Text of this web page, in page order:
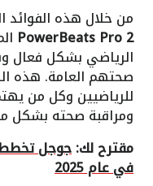
من خلال هذه الفوائد
PowerBeats Pro 2
الرياضي بشكل فعال
صحتهم العامة. هذه
للرياضيين وكل من
ومراقبة صحته بشكل
مقترح لك:جوجل تخطط
في عام 2025